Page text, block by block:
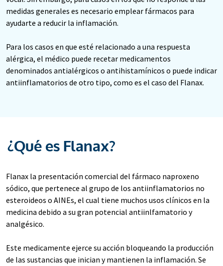
medidas generales es necesario emplear fármacos para
ayudarte a reducir la inflamación.
Para los casos en que esté relacionado a una respuesta
alérgica, el médico puede recetar medicamentos
denominados antialérgicos o antihistamínicos o puede indicar
antiinflamatorios de otro tipo, como es el caso del Flanax.
¿Qué es Flanax?
Flanax la presentación comercial del fármaco naproxeno
sódico, que pertenece al grupo de los antiinflamatorios no
esteroideos o AINEs, el cual tiene muchos usos clínicos en la
medicina debido a su gran potencial antiinlfamatorio y
analgésico.
Este medicamente ejerce su acción bloqueando la producción
de las sustancias que inician y mantienen la inflamación. Se